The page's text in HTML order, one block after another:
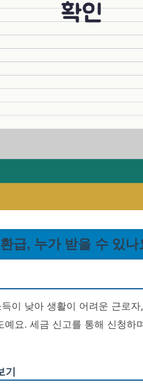
급, 누가 받을 수 있나
이 낮아 생활이 어려운 근로
요. 세금 신고를 통해 신청하